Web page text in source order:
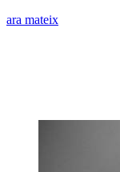
ara mateix